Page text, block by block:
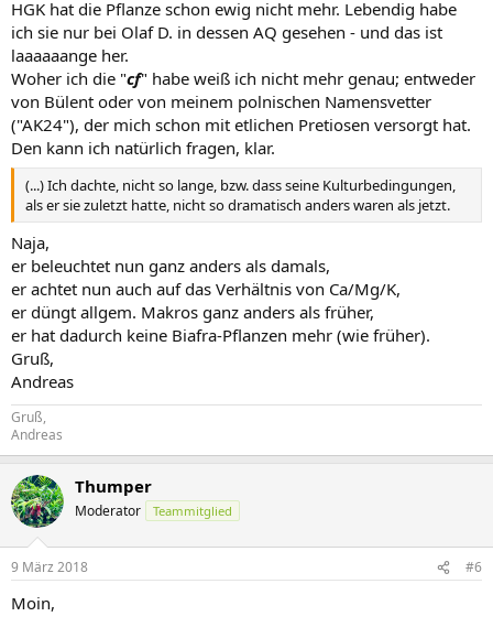
HGK hat die Pflanze schon ewig nicht mehr. Lebendig habe
ich sie nur bei Olaf D. in dessen AQ gesehen - und das ist
laaaaaange her.
Woher ich die "cf" habe weiß ich nicht mehr genau; entweder
von Bülent oder von meinem polnischen Namensvetter
("AK24"), der mich schon mit etlichen Pretiosen versorgt hat.
Den kann ich natürlich fragen, klar.
(...) Ich dachte, nicht so lange, bzw. dass seine Kulturbedingungen,
als er sie zuletzt hatte, nicht so dramatisch anders waren als jetzt.
Naja,
er beleuchtet nun ganz anders als damals,
er achtet nun auch auf das Verhältnis von Ca/Mg/K,
er düngt allgem. Makros ganz anders als früher,
er hat dadurch keine Biafra-Pflanzen mehr (wie früher).
Gruß,
Andreas
Gruß,
Andreas
Thumper
Moderator Teammitglied
9 März 2018 #6
Moin,